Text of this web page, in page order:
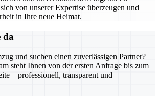
von unserer Expertise überzeugen und
in Ihre neue Heimat.
da
und suchen einen zuverlässigen Partner?
steht Ihnen von der ersten Anfrage bis zum
– professionell, transparent und